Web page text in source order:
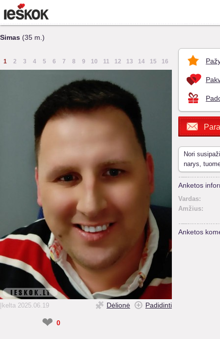
Simas (35 m.)
1 2 3 4 5 6 7 8 9 10 11 12 13 14 15 16
Įkelta 2025.06.19 Dėlionė Padidinti
❤ 0
Nori
narys,
Anketos
Vardas:
Amžius:
Anketos